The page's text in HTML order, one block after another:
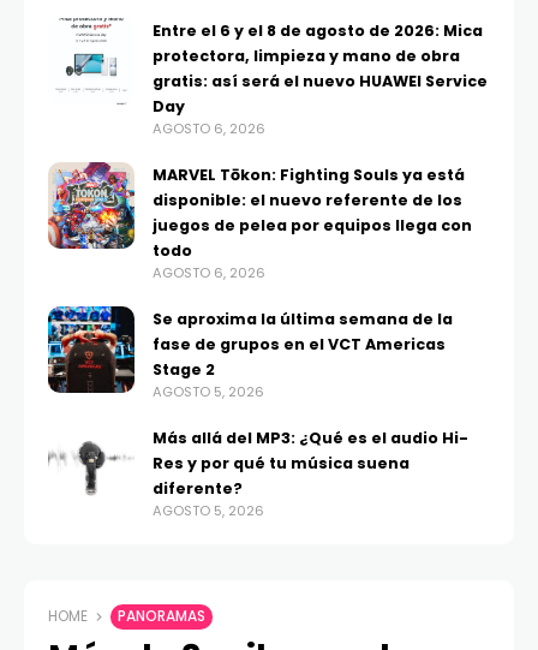
Entre el 6 y el 8 de agosto de 2026: Mica
protectora, limpieza y mano de obra
gratis: así será el nuevo HUAWEI Service
Day
AGOSTO 6, 2026
MARVEL Tōkon: Fighting Souls ya está
disponible: el nuevo referente de los
juegos de pelea por equipos llega con
todo
AGOSTO 6, 2026
Se aproxima la última semana de la
fase de grupos en el VCT Americas
Stage 2
AGOSTO 5, 2026
Más allá del MP3: ¿Qué es el audio Hi-
Res y por qué tu música suena
diferente?
AGOSTO 5, 2026
HOME PANORAMAS